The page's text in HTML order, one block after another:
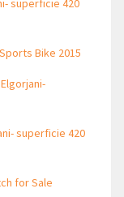
superficie 420
Bike 2015
superficie 420
for Sale